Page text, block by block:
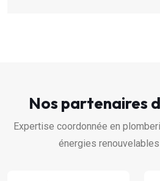
Nos partenaires
Expertise coordonnée en
énergies